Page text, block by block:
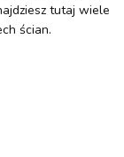
tutaj wiele
ścian.